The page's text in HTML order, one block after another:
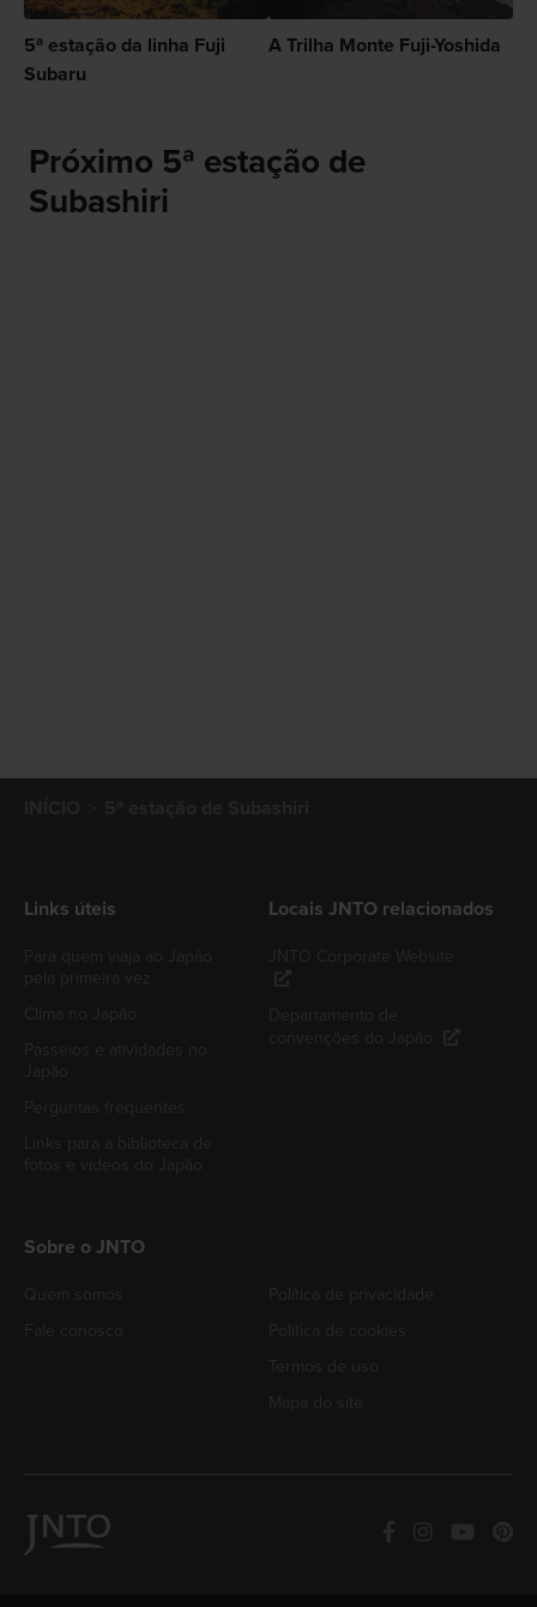
5ª estação da linha Fuji
Subaru
A Trilha Monte Fuji-Yoshida
Próximo 5ª estação de
Subashiri
Links úteis Locais JNTO relacionados
Sobre o JNTO